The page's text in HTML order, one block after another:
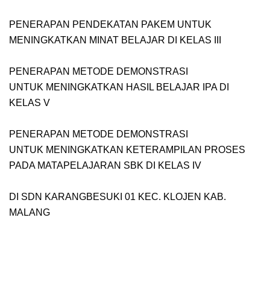
PENERAPAN PENDEKATAN PAKEM UNTUK
MENINGKATKAN MINAT BELAJAR DI KELAS III
PENERAPAN METODE DEMONSTRASI
UNTUK MENINGKATKAN HASIL BELAJAR IPA DI
KELAS V
PENERAPAN METODE DEMONSTRASI
UNTUK MENINGKATKAN KETERAMPILAN PROSES
PADA MATAPELAJARAN SBK DI KELAS IV
DI SDN KARANGBESUKI 01 KEC. KLOJEN KAB.
MALANG